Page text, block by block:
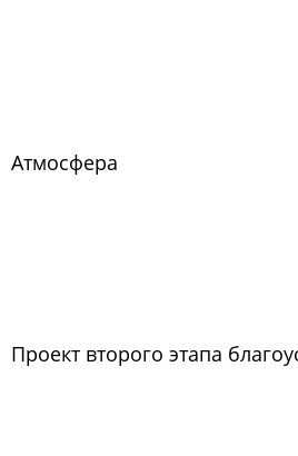
Атмосфера
Проект второго этапа